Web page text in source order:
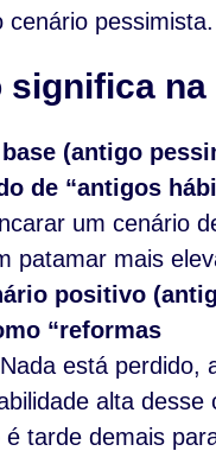
cenário pessimista.
significa
(antigo
de “antigos
um cenário
patamar mais
positivo
“reformas
está perdido,
alta desse
é tarde demais